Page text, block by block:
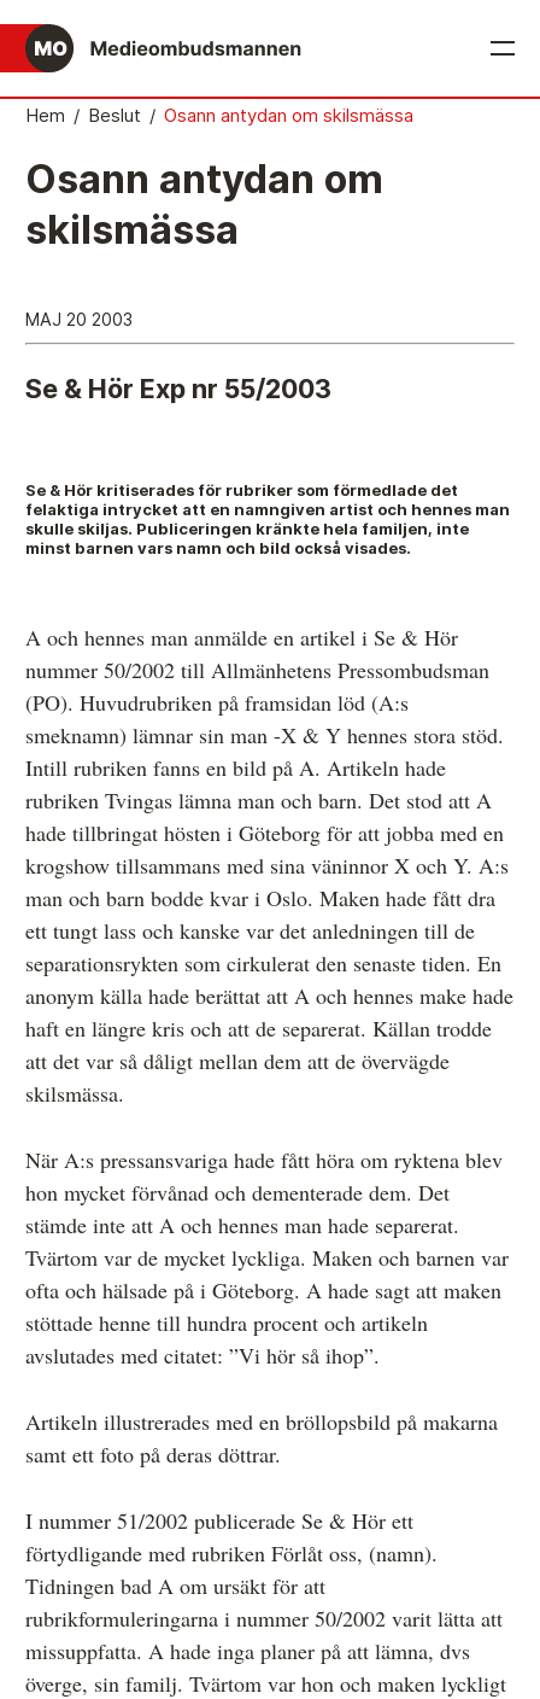
Det medieetiska systemet
Så här jobbar Medieombudsmannen
Publicitetsreglerna – grunden i det medieetiska
systemet
Caspar Opitz är MO
Medieetikens historia
Instruktion för Allmänhetens Medieombudsman
De senaste besluten
Från anmälan till beslut – så går det till
Så här gör du en anmälan
Fyll i din anmälan
Regler för medier i processen hos MO
Hela listan över frivilligt anslutna medier
Skillnaden mellan Granskningsnämnden och MO
Övrigt
Årsberättelser
Våra huvudmän
Ledamöter i Mediernas Etiknämnd
Stadgar för Mediernas Etiknämnd
Den journalistiska yrkesetiken
Pressbilder
Hem / Beslut / Osann antydan om skilsmässa
Osann antydan om
skilsmässa
MAJ 20 2003
Se & Hör Exp nr 55/2003
Se & Hör kritiserades för rubriker som förmedlade det
felaktiga intrycket att en namngiven artist och hennes man
skulle skiljas. Publiceringen kränkte hela familjen, inte
minst barnen vars namn och bild också visades.
A och hennes man anmälde en artikel i Se & Hör
nummer 50/2002 till Allmänhetens Pressombudsman
(PO). Huvudrubriken på framsidan löd (A:s
smeknamn) lämnar sin man -X & Y hennes stora stöd.
Intill rubriken fanns en bild på A. Artikeln hade
rubriken Tvingas lämna man och barn. Det stod att A
hade tillbringat hösten i Göteborg för att jobba med en
krogshow tillsammans med sina väninnor X och Y. A:s
man och barn bodde kvar i Oslo. Maken hade fått dra
ett tungt lass och kanske var det anledningen till de
separationsrykten som cirkulerat den senaste tiden. En
anonym källa hade berättat att A och hennes make hade
haft en längre kris och att de separerat. Källan trodde
att det var så dåligt mellan dem att de övervägde
skilsmässa.
När A:s pressansvariga hade fått höra om ryktena blev
hon mycket förvånad och dementerade dem. Det
stämde inte att A och hennes man hade separerat.
Tvärtom var de mycket lyckliga. Maken och barnen var
ofta och hälsade på i Göteborg. A hade sagt att maken
stöttade henne till hundra procent och artikeln
avslutades med citatet: ”Vi hör så ihop”.
Artikeln illustrerades med en bröllopsbild på makarna
samt ett foto på deras döttrar.
I nummer 51/2002 publicerade Se & Hör ett
förtydligande med rubriken Förlåt oss, (namn).
Tidningen bad A om ursäkt för att
rubrikformuleringarna i nummer 50/2002 varit lätta att
missuppfatta. A hade inga planer på att lämna, dvs
överge, sin familj. Tvärtom var hon och maken lyckligt